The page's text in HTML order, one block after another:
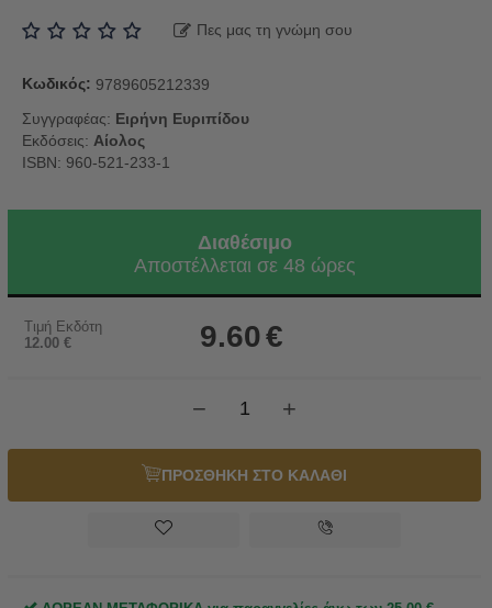
Πες μας τη γνώμη σου
Κωδικός: 9789605212339
Συγγραφέας: Ειρήνη Ευριπίδου
Εκδόσεις: Αίολος
ISBN: 960-521-233-1
Διαθέσιμο
Αποστέλλεται σε 48 ώρες
Τιμή Εκδότη
12.00 € 9.60€
+
−
ΠΡΟΣΘΗΚΗ ΣΤΟ ΚΑΛΑΘΙ